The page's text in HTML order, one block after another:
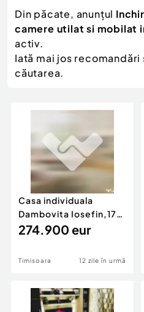
Mama si copilul
Moda si frumusete
Sport, timp liber, arta
Agro si Industrie
Afaceri și echipamente
Inchiriere Bunuri si Vehicule
Scutere - ATV - UTV
Autoutilitare
Ambarcatiuni
Camioane - Rulote -
Motociclete
Piese auto si accesorii
Din păcate, anunțul
camere utilat si mobilat
activ.
Iată mai jos
căutarea.
Casa individuala
Dambovita Iosefin,170
mp2 utili, panouri
274.900 eur
Timisoara 12 zile în urmă